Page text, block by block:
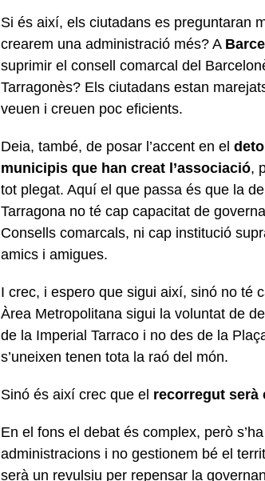
Si és així, els ciutadans es preguntaran
crearem una administració més? A
suprimir el consell comarcal del
Tarragonès? Els ciutadans estan
veuen i creuen poc eficients.
Deia, també, de posar l’accent en el
municipis que han creat l’associació,
tot plegat. Aquí el que passa és que la
Tarragona no té cap capacitat de
Consells comarcals, ni cap institució
amics i amigues.
I crec, i espero que sigui així, sinó no té
Àrea Metropolitana sigui la voluntat de
de la Imperial Tarraco i no des de la
s’uneixen tenen tota la raó del món.
Sinó és així crec que el recorregut
En el fons el debat és complex, però
administracions i no gestionem bé el
serà un revulsiu per repensar la